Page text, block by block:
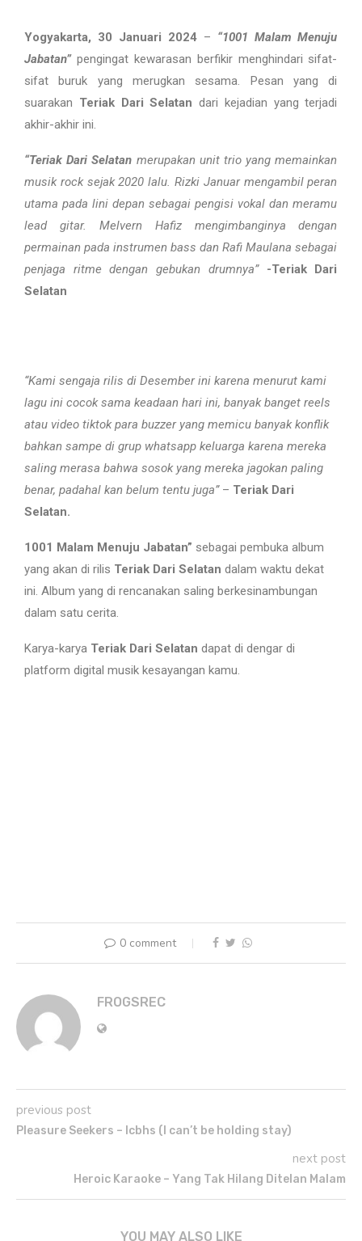
Yogyakarta, 30 Januari 2024– “1001 Malam Menuju
Jabatan”pengingat kewarasan berfikir menghindari sifat-
sifat buruk yang merugkan sesama. Pesan yang di
suarakan Teriak Dari Selatan dari kejadian yang terjadi
akhir-akhir ini.
“Teriak Dari Selatan merupakan unit trio yang memainkan
musik rock sejak 2020 lalu. Rizki Januar mengambil peran
utama pada lini depan sebagai pengisi vokal dan meramu
lead gitar. Melvern Hafiz mengimbanginya dengan
permainan pada instrumen bass dan Rafi Maulana sebagai
penjaga ritme dengan gebukan drumnya” -Teriak Dari
Selatan
“Kami sengaja rilis di Desember ini karena menurut kami
lagu ini cocok sama keadaan hari ini, banyak banget reels
atau video tiktok para buzzer yang memicu banyak konflik
bahkan sampe di grup whatsapp keluarga karena mereka
saling merasa bahwa sosok yang mereka jagokan paling
benar, padahal kan belum tentu juga” – Teriak Dari
Selatan.
1001 Malam Menuju Jabatan” sebagai pembuka album
yang akan di rilis Teriak Dari Selatan dalam waktu dekat
ini. Album yang di rencanakan saling berkesinambungan
dalam satu cerita.
Karya-karya Teriak Dari Selatan dapat di dengar di
platform digital musik kesayangan kamu.
0 comment
FROGSREC
previous post
Pleasure Seekers – Icbhs (I can’t be holding stay)
next post
Heroic Karaoke – Yang Tak Hilang Ditelan Malam
YOU MAY ALSO LIKE